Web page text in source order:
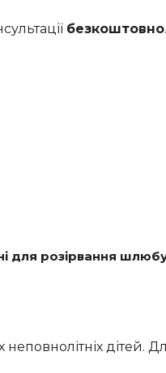
безкоштовно.
для розірвання
дітей.